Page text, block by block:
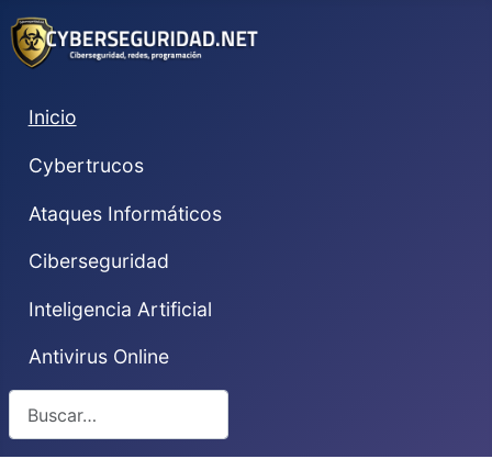
Inicio
Cybertrucos
Ataques Informáticos
Ciberseguridad
Inteligencia Artificial
Antivirus Online